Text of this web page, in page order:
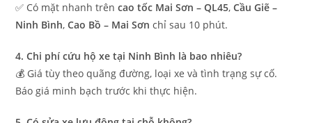
✅ Có mặt nhanh trêncao tốc Mai Sơn – QL45,Cầu Giẽ –
Ninh Bình,Cao Bồ – Mai Sơn chỉ sau 10 phút.
4. Chi phí cứu hộ xe tại Ninh Bình là bao nhiêu?
💰 Giá tùy theo quãng đường, loại xe và tình trạng sự cố.
Báo giá minh bạch trước khi thực hiện.